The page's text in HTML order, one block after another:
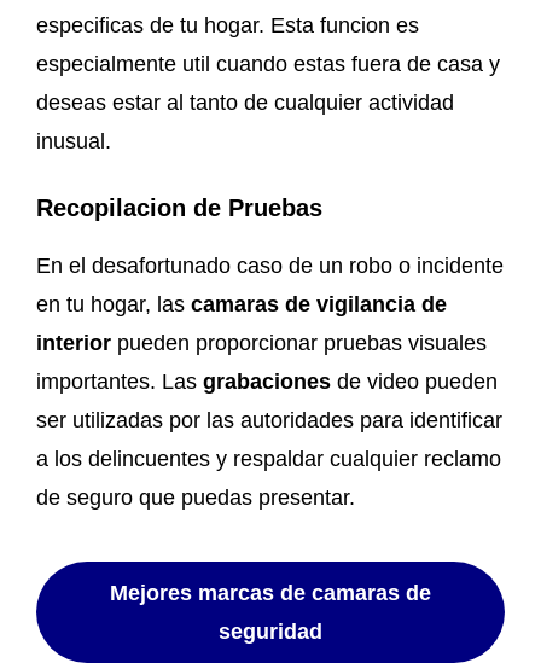
especificas de tu hogar. Esta funcion es
especialmente util cuando estas fuera de casa y
deseas estar al tanto de cualquier actividad
inusual.
Recopilacion de Pruebas
En el desafortunado caso de un robo o incidente
en tu hogar, las camaras de vigilancia de
interior pueden proporcionar pruebas visuales
importantes. Las grabaciones de video pueden
ser utilizadas por las autoridades para identificar
a los delincuentes y respaldar cualquier reclamo
de seguro que puedas presentar.
Mejores marcas de camaras de
seguridad